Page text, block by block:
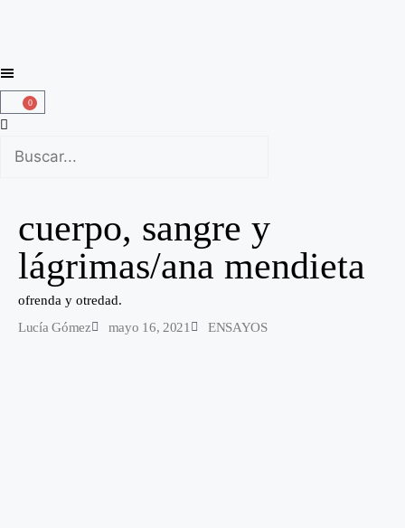
0
cuerpo, sangre y
lágrimas/ana mendieta
ofrenda y otredad.
Lucía Gómez
mayo 16, 2021 ENSAYOS